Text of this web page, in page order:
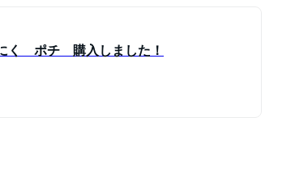
く ポチ 購入しました！